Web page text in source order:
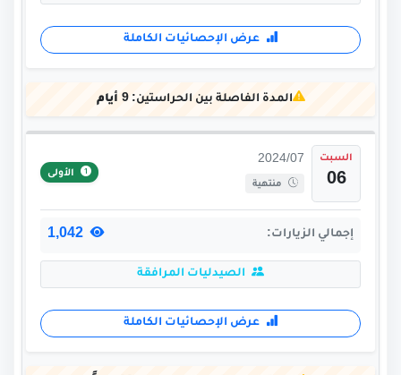
عرض الإحصائيات الكاملة
المدة الفاصلة بين الحراستين:9 أيام
السبت
06
2024/07
منتهية
الأولى
إجمالي الزيارات:
الصيدليات المرافقة
عرض الإحصائيات الكاملة